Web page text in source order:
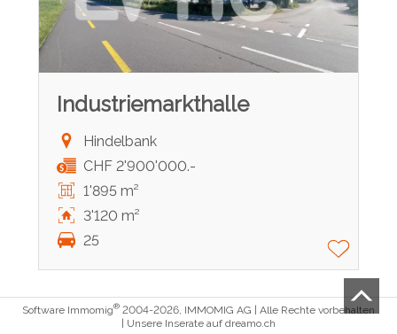
Industriemarkthalle
Hindelbank
CHF 2'900'000.-
1'895 m²
3'120 m²
25
Software Immomig® 2004-2026, IMMOMIG AG | Alle Rechte vorbehalten
| Unsere Inserate auf dreamo.ch